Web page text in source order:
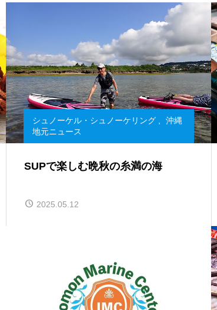
シュノーケル・シュノーケリング
沖縄
地元ニュース
SUPで楽しむ晩秋の糸満の海
2025.05.12